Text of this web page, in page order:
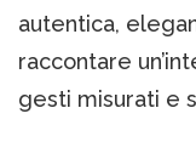
autentica,
raccontare
gesti misurati e